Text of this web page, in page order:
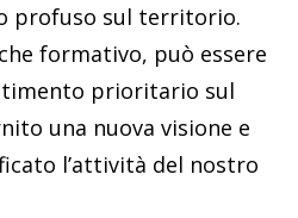
profuso sul territorio.
formativo, può essere
prioritario sul
una nuova visione e
l’attività del nostro